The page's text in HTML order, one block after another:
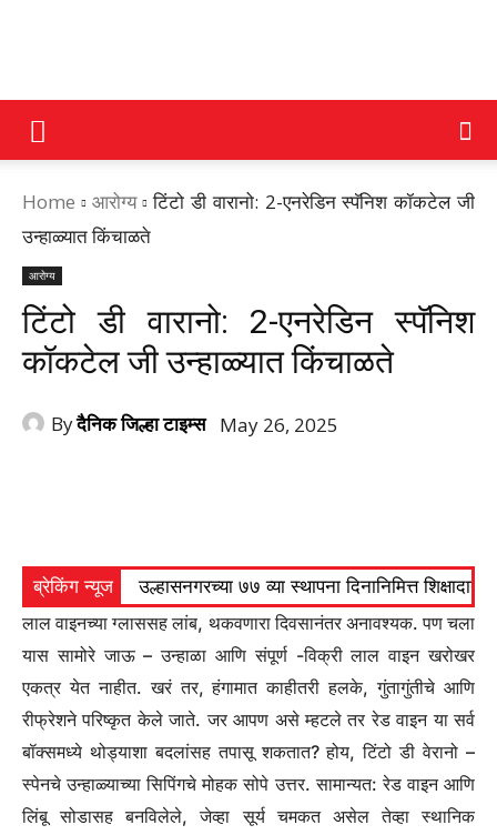
DAINIK
JILHA
Home आरोग्य
टिंटो डी वारानो: 2-एनरेडिन स्पॅनिश कॉकटेल जी
उन्हाळ्यात किंचाळते
आरोग्य
टिंटो डी वारानो: 2-एनरेडिन स्पॅनिश
कॉकटेल जी उन्हाळ्यात किंचाळते
Byदैनिक जिल्हा टाइम्स May 26, 2025
ब्रेकिंग न्यूज उल्हासनगरच्या ७७ व्या स्थापना दिनानिमित्त
लाल वाइनच्या ग्लाससह लांब, थकवणारा दिवसानंतर अनावश्यक. पण चला
यास सामोरे जाऊ – उन्हाळा आणि संपूर्ण -विक्री लाल वाइन खरोखर
एकत्र येत नाहीत. खरं तर, हंगामात काहीतरी हलके, गुंतागुंतीचे आणि
रीफ्रेशने परिष्कृत केले जाते. जर आपण असे म्हटले तर रेड वाइन या सर्व
बॉक्समध्ये थोड्याशा बदलांसह तपासू शकतात? होय, टिंटो डी वेरानो –
स्पेनचे उन्हाळ्याच्या सिपिंगचे मोहक सोपे उत्तर. सामान्यत: रेड वाइन आणि
लिंबू सोडासह बनविलेले, जेव्हा सूर्य चमकत असेल तेव्हा स्थानिक